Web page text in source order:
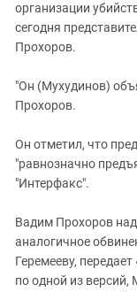
организации
сегодня
Прохоров.
"Он (Мухудинов)
Прохоров.
Он отметил, что
"равнозначно
"Интерфакс".
Вадим Прохоров
аналогичное
Геремееву,
по одной из версий,